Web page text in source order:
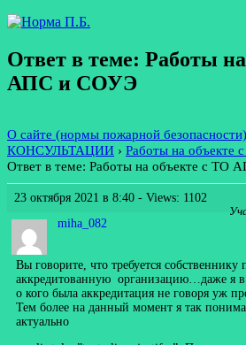
Ответ в теме: Работы
АПС и СОУЭ
О сайте (нормы пожарной безопасности)
КОНСУЛЬТАЦИИ › Работы на
Ответ в теме: Работы на объекте с ТО
23 октября 2021 в 8:40 - Views: 1102
miha_082
Вы говорите, что требуется собственнику
аккредитованную организацию…даже я
о кого была аккредитация не говоря уж
Тем более на данный момент я так
актуально